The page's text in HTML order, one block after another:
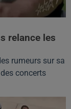
relance les
rumeurs sur sa
concerts